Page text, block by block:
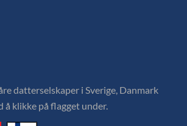
datterselskaper i Sverige, Danmark
å klikke på flagget under.